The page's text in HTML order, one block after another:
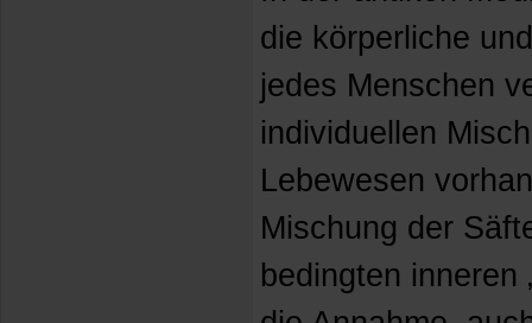
die körperliche
jedes Menschen
individuellen
Lebewesen
Mischung der
bedingten inneren